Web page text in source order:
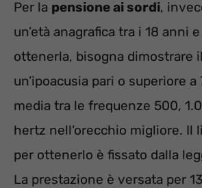
Per la pensione ai sordi,
un’età anagrafica tra i 18 anni
ottenerla, bisogna dimostrare
un’ipoacusia pari o superiore
media tra le frequenze 500,
hertz nell’orecchio migliore. Il
per ottenerlo è fissato dalla
La prestazione è versata per